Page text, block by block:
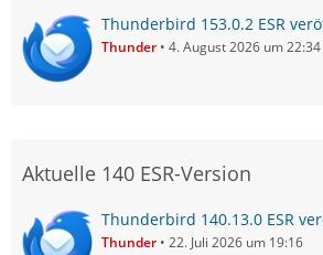
Thunderbird 153.0.2 ESR
Thunder 4. August 2026 um 22:34
Aktuelle 140 ESR-Version
Thunderbird 140.13.0 ESR
Thunder 22. Juli 2026 um 19:16